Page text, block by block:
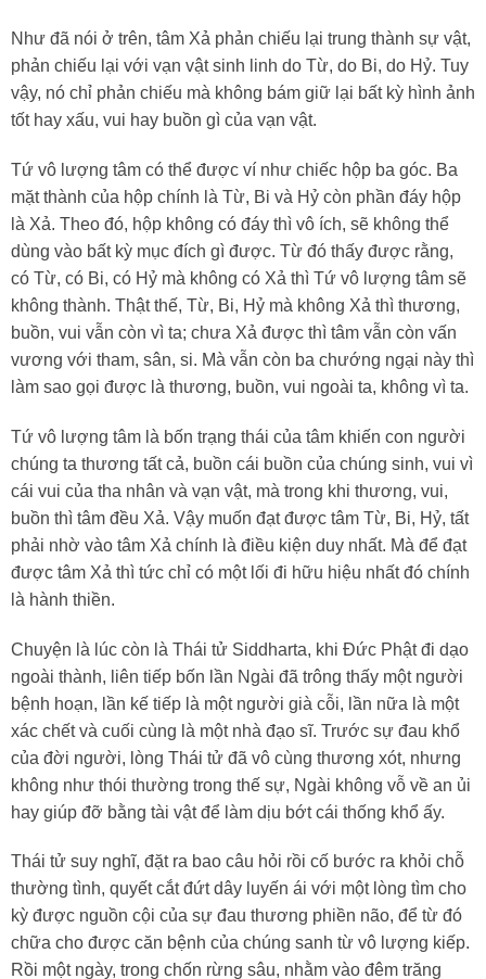
Như đã nói ở trên, tâm Xả phản chiếu lại trung thành sự vật,
phản chiếu lại với vạn vật sinh linh do Từ, do Bi, do Hỷ. Tuy
vậy, nó chỉ phản chiếu mà không bám giữ lại bất kỳ hình ảnh
tốt hay xấu, vui hay buồn gì của vạn vật.
Tứ vô lượng tâm có thể được ví như chiếc hộp ba góc. Ba
mặt thành của hộp chính là Từ, Bi và Hỷ còn phần đáy hộp
là Xả. Theo đó, hộp không có đáy thì vô ích, sẽ không thể
dùng vào bất kỳ mục đích gì được. Từ đó thấy được rằng,
có Từ, có Bi, có Hỷ mà không có Xả thì Tứ vô lượng tâm sẽ
không thành. Thật thế, Từ, Bi, Hỷ mà không Xả thì thương,
buồn, vui vẫn còn vì ta; chưa Xả được thì tâm vẫn còn vấn
vương với tham, sân, si. Mà vẫn còn ba chướng ngại này thì
làm sao gọi được là thương, buồn, vui ngoài ta, không vì ta.
Tứ vô lượng tâm là bốn trạng thái của tâm khiến con người
chúng ta thương tất cả, buồn cái buồn của chúng sinh, vui vì
cái vui của tha nhân và vạn vật, mà trong khi thương, vui,
buồn thì tâm đều Xả. Vậy muốn đạt được tâm Từ, Bi, Hỷ, tất
phải nhờ vào tâm Xả chính là điều kiện duy nhất. Mà để đạt
được tâm Xả thì tức chỉ có một lối đi hữu hiệu nhất đó chính
là hành thiền.
Chuyện là lúc còn là Thái tử Siddharta, khi Đức Phật đi dạo
ngoài thành, liên tiếp bốn lần Ngài đã trông thấy một người
bệnh hoạn, lần kế tiếp là một người già cỗi, lần nữa là một
xác chết và cuối cùng là một nhà đạo sĩ. Trước sự đau khổ
của đời người, lòng Thái tử đã vô cùng thương xót, nhưng
không như thói thường trong thế sự, Ngài không vỗ về an ủi
hay giúp đỡ bằng tài vật để làm dịu bớt cái thống khổ ấy.
Thái tử suy nghĩ, đặt ra bao câu hỏi rồi cố bước ra khỏi chỗ
thường tình, quyết cắt đứt dây luyến ái với một lòng tìm cho
kỳ được nguồn cội của sự đau thương phiền não, để từ đó
chữa cho được căn bệnh của chúng sanh từ vô lượng kiếp.
Rồi một ngày, trong chốn rừng sâu, nhằm vào đêm trăng